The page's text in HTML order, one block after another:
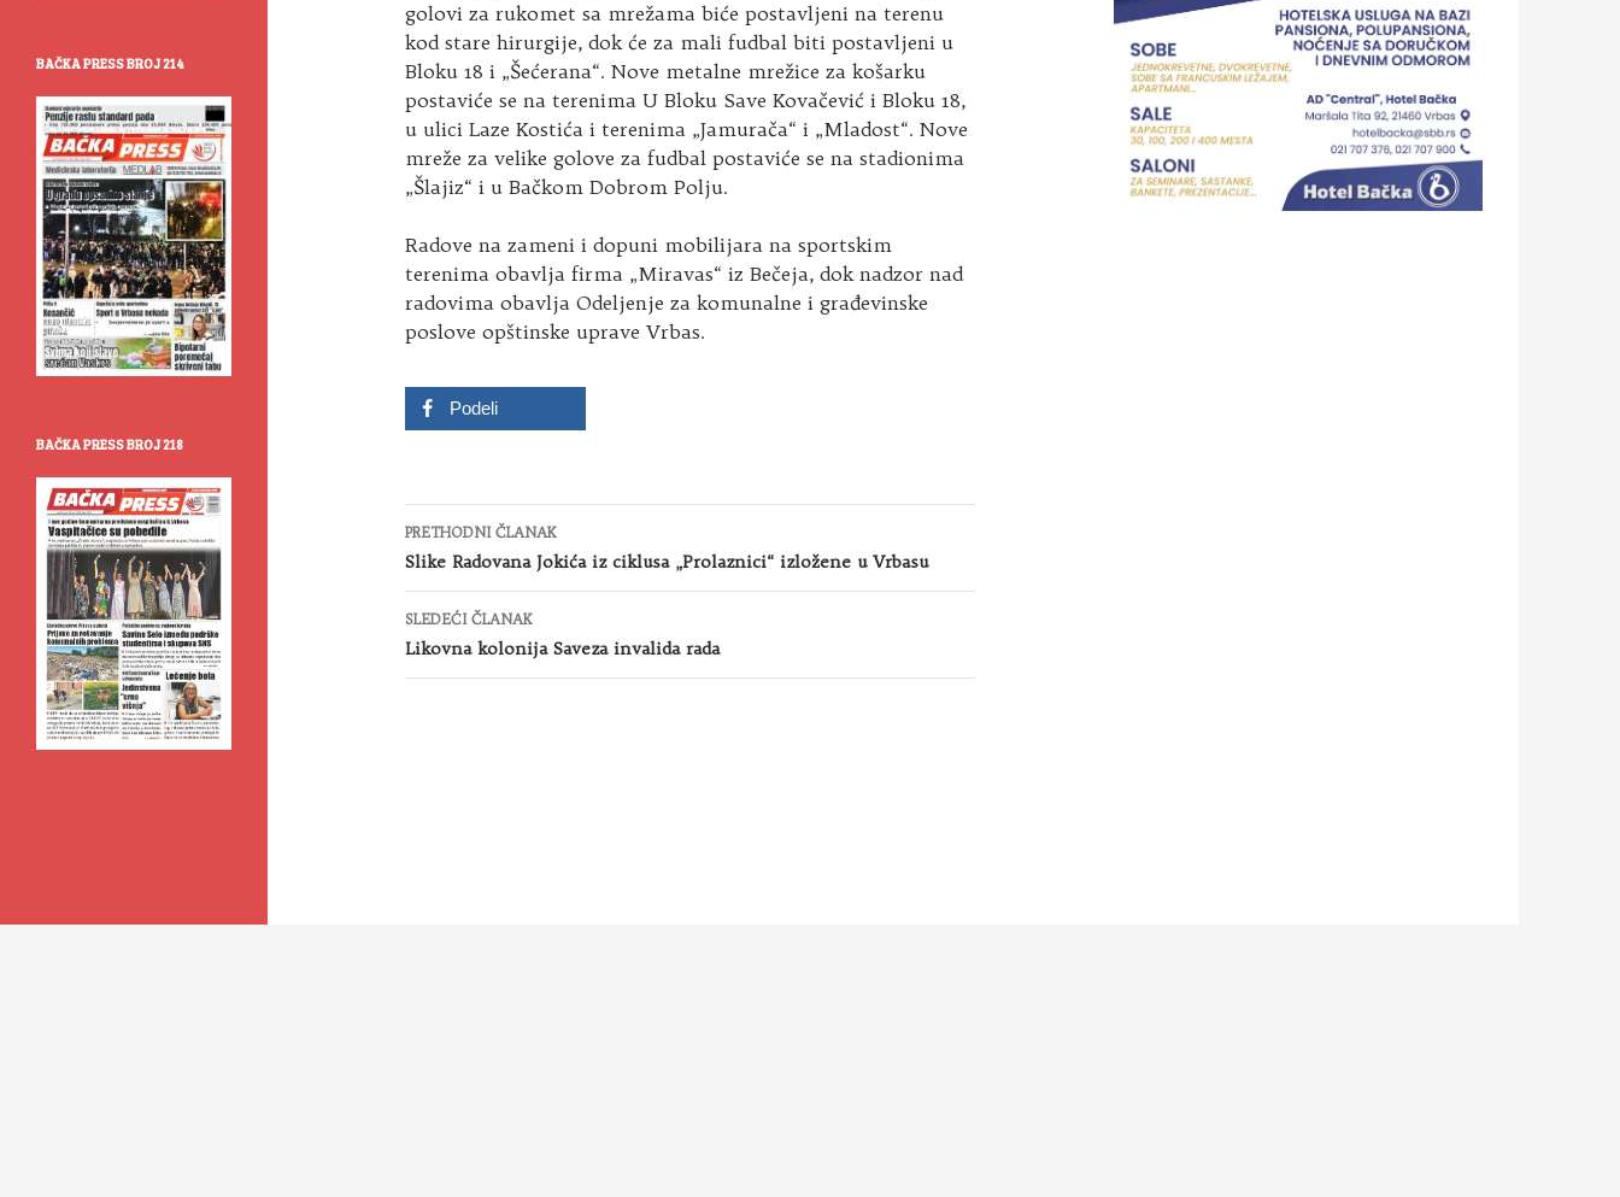
golovi za rukomet sa mrežama biće postavljeni na terenu
kod stare hirurgije, dok će za mali fudbal biti postavljeni u
Bloku 18 i „Šećerana“. Nove metalne mrežice za košarku
postaviće se na terenima U Bloku Save Kovačević i Bloku 18,
u ulici Laze Kostića i terenima „Jamurača“ i „Mladost“. Nove
mreže za velike golove za fudbal postaviće se na stadionima
„Šlajiz“ i u Bačkom Dobrom Polju.
Radove na zameni i dopuni mobilijara na sportskim
terenima obavlja firma „Miravas“ iz Bečeja, dok nadzor nad
radovima obavlja Odeljenje za komunalne i građevinske
poslove opštinske uprave Vrbas.
Podeli
Kretanje
članaka
PRETHODNI ČLANAK
Slike Radovana Jokića iz ciklusa „Prolaznici“ izložene u Vrbasu
SLEDEĆI ČLANAK
Likovna kolonija Saveza invalida rada
BAČKA PRESS BROJ 214
BAČKA PRESS BROJ 218